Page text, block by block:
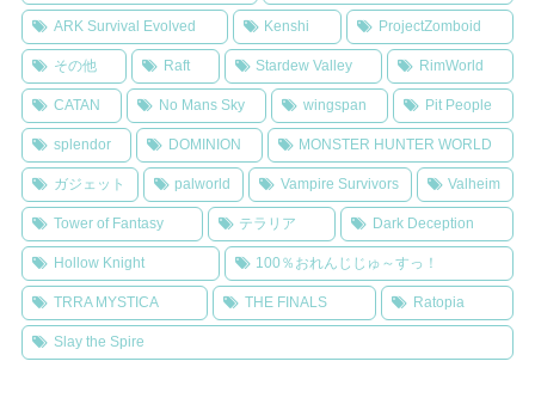
ARK Survival Evolved Kenshi ProjectZomboid
その他 Raft Stardew Valley RimWorld
CATAN No Mans Sky wingspan Pit People
splendor DOMINION MONSTER HUNTER WORLD
ガジェット palworld Vampire Survivors Valheim
Tower of Fantasy テラリア Dark Deception
Hollow Knight 100％おれんじじゅ～すっ！
TRRA MYSTICA THE FINALS Ratopia
Slay the Spire